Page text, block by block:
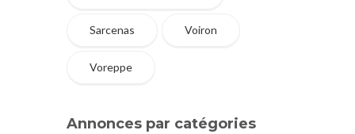
Sarcenas Voiron
Voreppe
Annonces par catégories